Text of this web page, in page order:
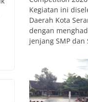
Kegiatan ini
Daerah Kota
dengan
jenjang SMP dan